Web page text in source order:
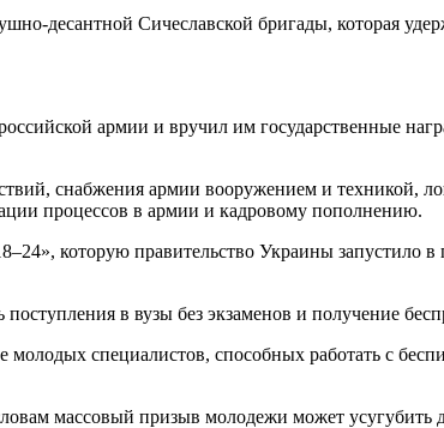
десантной Сичеславской бригады, которая
армии и вручил им государственные
снабжения армии вооружением и техникой,
процессов в армии и кадровому пополнению.
которую правительство Украины запустило
в вузы без экзаменов и получение
специалистов, способных работать с
массовый призыв молодежи может усугубить